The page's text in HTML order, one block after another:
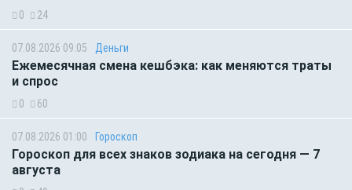
0 24
07.08.2026 09:05 Деньги
Ежемесячная смена кешбэка: как меняются траты
и спрос
0 60
07.08.2026 01:00 Гороскоп
Гороскоп для всех знаков зодиака на сегодня — 7
августа